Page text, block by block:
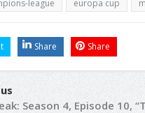
league europa cup
Share Share
Season 4, Episode 10,